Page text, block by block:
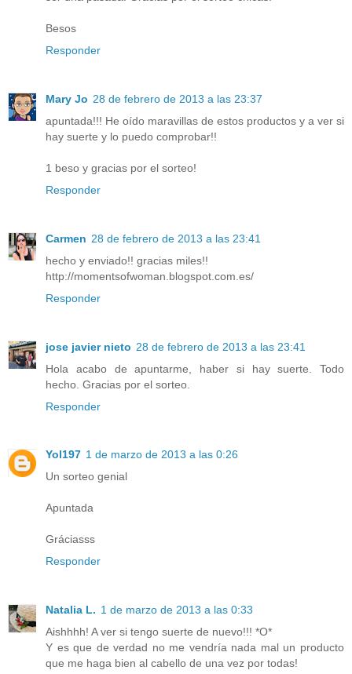
Besos
Responder
Mary Jo 28 de febrero de 2013 a las 23:37
apuntada!!! He oído maravillas de estos productos y a ver si
hay suerte y lo puedo comprobar!!
1 beso y gracias por el sorteo!
Responder
Carmen 28 de febrero de 2013 a las 23:41
hecho y enviado!! gracias miles!!
http://momentsofwoman.blogspot.com.es/
Responder
jose javier nieto 28 de febrero de 2013 a las 23:41
Hola acabo de apuntarme, haber si hay suerte. Todo
hecho. Gracias por el sorteo.
Responder
Yol197 1 de marzo de 2013 a las 0:26
Un sorteo genial
Apuntada
Gráciasss
Responder
Natalia L. 1 de marzo de 2013 a las 0:33
Aishhhh! A ver si tengo suerte de nuevo!!! *O*
Y es que de verdad no me vendría nada mal un producto
que me haga bien al cabello de una vez por todas!